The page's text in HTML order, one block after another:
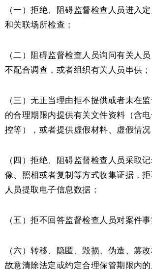
（一）拒绝、阻碍监督检查人员进入
和关联场所检查；
（二）阻碍监督检查人员询问有关人
不配合调查，或者组织有关人员串供；
（三）无正当理由拒不提供或者未在
的合理期限内提供有关文件资料（含
控等），或者提供虚假材料、虚假情况
（四）拒绝、阻碍监督检查人员采取
像、照相或者复制等方式收集证据，
人员提取电子信息数据；
（五）拒不回答监督检查人员对案件
（六）转移、隐匿、毁损、伪造、篡
故意清除法定或约定合理保管期限内的